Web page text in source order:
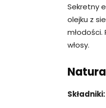
Sekretny
olejku z
włosy.
Składniki: